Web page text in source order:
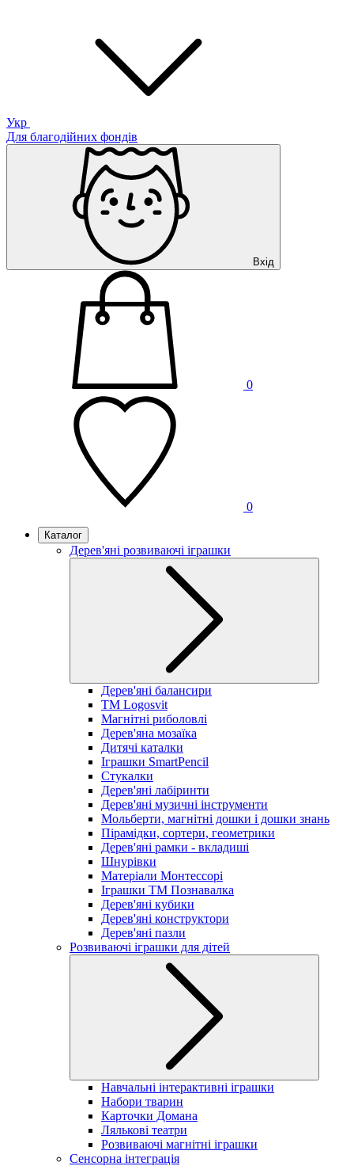
Укр
Для благодійних фондів
Вхід
0
0
Каталог
Дерев'яні розвиваючі іграшки
Дерев'яні балансири
TM Logosvit
Магнітні риболовлі
Дерев'яна мозаїка
Дитячі каталки
Іграшки SmartPencil
Стукалки
Дерев'яні лабіринти
Дерев'яні музичні інструменти
Мольберти, магнітні дошки і дошки знань
Пірамідки, сортери, геометрики
Дерев'яні рамки - вкладиші
Шнурівки
Матеріали Монтессорі
Іграшки ТМ Познавалка
Дерев'яні кубики
Дерев'яні конструктори
Дерев'яні пазли
Розвиваючі іграшки для дітей
Навчальні інтерактивні іграшки
Набори тварин
Карточки Домана
Лялькові театри
Розвиваючі магнітні іграшки
Сенсорна інтеграція